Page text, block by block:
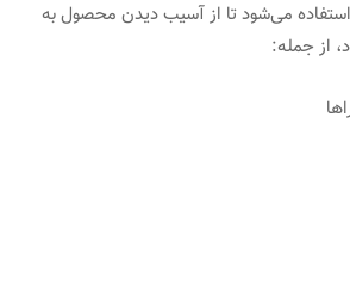
استفاده می‌شود تا از آسیب دیدن محصول به
از جمله: